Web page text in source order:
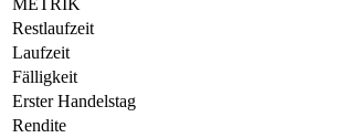
Restlaufzeit
Laufzeit
Fälligkeit
Erster Handelstag
Rendite